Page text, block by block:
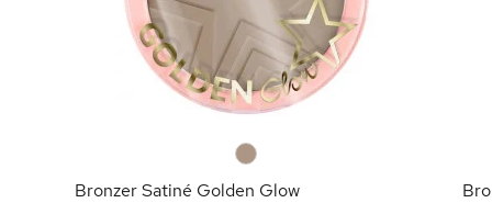
Bronzer Satiné Golden Glow